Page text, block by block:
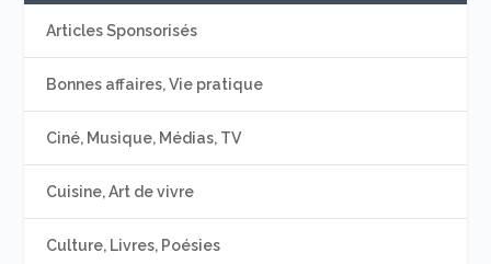
Articles Sponsorisés
Bonnes affaires, Vie pratique
Ciné, Musique, Médias, TV
Cuisine, Art de vivre
Culture, Livres, Poésies